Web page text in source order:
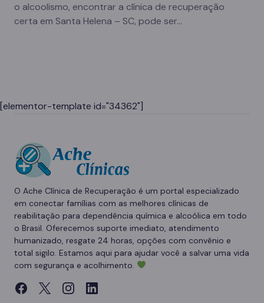
o alcoolismo, encontrar a clínica de recuperação
certa em Santa Helena – SC, pode ser…
[elementor-template id="34362"]
O Ache Clínica de Recuperação é um portal especializado
em conectar famílias com as melhores clínicas de
reabilitação para dependência química e alcoólica em todo
o Brasil. Oferecemos suporte imediato, atendimento
humanizado, resgate 24 horas, opções com convênio e
total sigilo. Estamos aqui para ajudar você a salvar uma vida
com segurança e acolhimento.